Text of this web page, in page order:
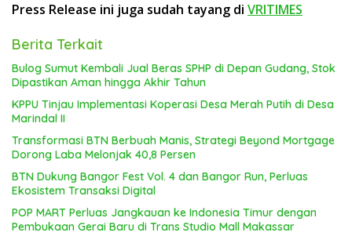
Press Release ini juga sudah tayang di VRITIMES
Berita Terkait
Bulog Sumut Kembali Jual Beras SPHP di Depan Gudang, Stok
Dipastikan Aman hingga Akhir Tahun
KPPU Tinjau Implementasi Koperasi Desa Merah Putih di Desa
Marindal II
Transformasi BTN Berbuah Manis, Strategi Beyond Mortgage
Dorong Laba Melonjak 40,8 Persen
BTN Dukung Bangor Fest Vol. 4 dan Bangor Run, Perluas
Ekosistem Transaksi Digital
POP MART Perluas Jangkauan ke Indonesia Timur dengan
Pembukaan Gerai Baru di Trans Studio Mall Makassar